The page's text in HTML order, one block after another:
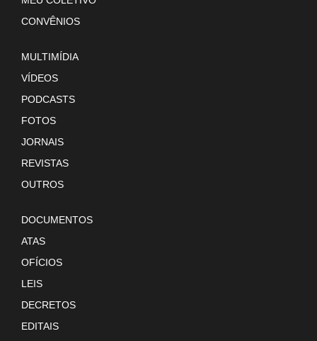
CONVÊNIOS
MULTIMÍDIA
VÍDEOS
PODCASTS
FOTOS
JORNAIS
REVISTAS
OUTROS
DOCUMENTOS
ATAS
OFÍCIOS
LEIS
DECRETOS
EDITAIS